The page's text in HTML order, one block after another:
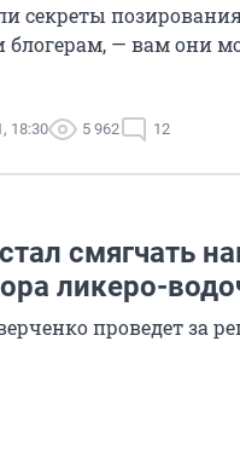
секреты
блогерам, — вам они
18:30 5 962 12
смягчать
ликеро-
проведет за